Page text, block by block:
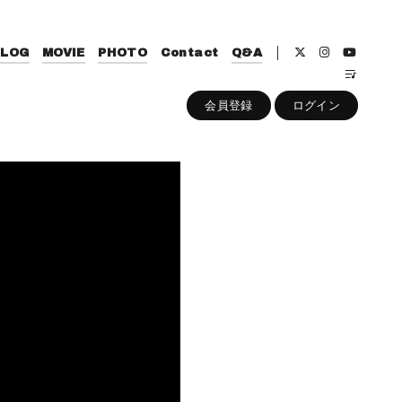
MOVIE PHOTO Contact Q&A
会員登録 ログイン